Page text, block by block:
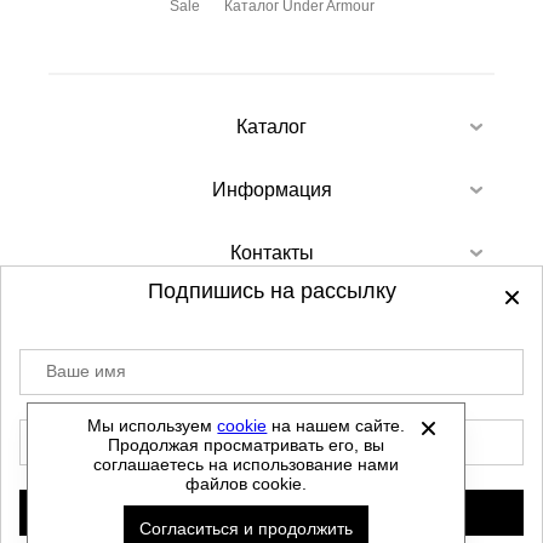
Sale Каталог Under Armour
Каталог
Информация
Контакты
©2012-2026 - Sellgroup.ru - все права
защищены.
Данный сайт не является интернет магазином и
не является публичной офертой.
Политика обработки персональных данных
Мы используемcookie на нашем сайте.
Продолжая просматривать его, вы
соглашаетесь на использование нами
файлов cookie.
Согласиться и продолжить
Подпишись на рассылку
Ваше имя